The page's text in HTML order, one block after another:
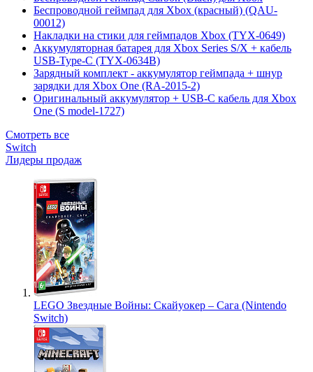
Беспроводной геймпад для Xbox (красный) (QAU-
00012)
Накладки на стики для геймпадов Xbox (TYX-0649)
Аккумуляторная батарея для Xbox Series S/X + кабель
USB-Type-C (TYX-0634B)
Зарядный комплект - аккумулятор геймпада + шнур
зарядки для Xbox One (RA-2015-2)
Оригинальный аккумулятор + USB-C кабель для Xbox
One (S model-1727)
Смотреть все
Switch
Лидеры продаж
LEGO Звездные Войны: Скайуокер – Сага (Nintendo
Switch)